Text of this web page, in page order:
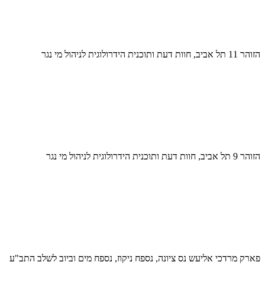
הזוהר 11 תל אביב, חוות דעת ותוכנית הידרולוגית לניהול מי נגר
הזוהר 9 תל אביב, חוות דעת ותוכנית הידרולוגית לניהול מי נגר
פארק מרדכי אליעש נס ציונה, נספח ניקוז, נספח מים וביוב לשלב התב"ע